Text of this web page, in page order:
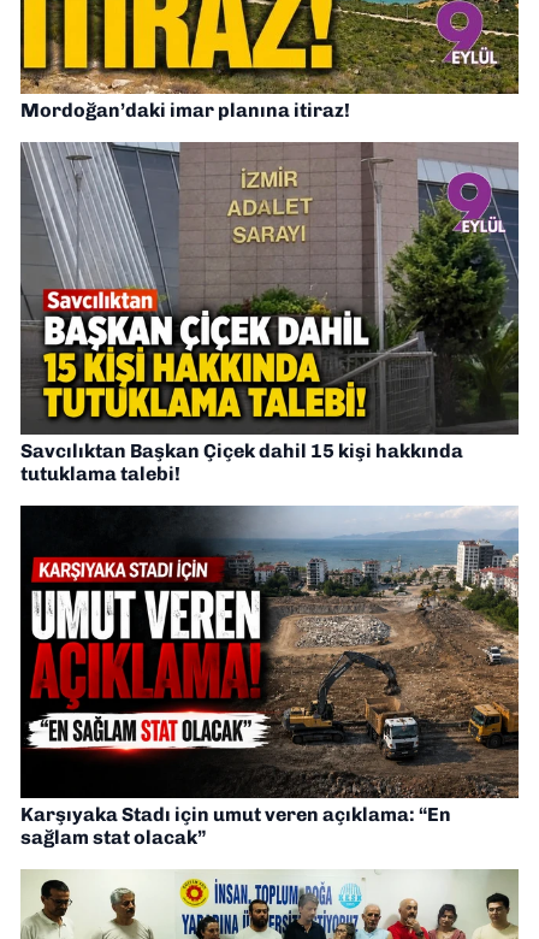
Mordoğan’daki imar planına itiraz!
Savcılıktan Başkan Çiçek dahil 15 kişi hakkında
tutuklama talebi!
Karşıyaka Stadı için umut veren açıklama: “En
sağlam stat olacak”